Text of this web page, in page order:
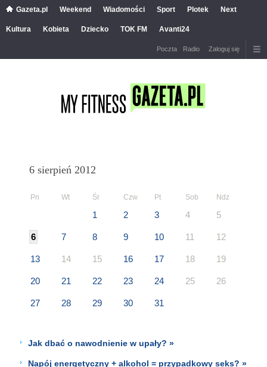
Gazeta.pl Weekend Wiadomości Sport Plotek Next
Kultura Kobieta Dziecko TOK FM Avanti24
Poczta Radio Zaloguj się
6 sierpień 2012
Pn Wt Śr Czw Pt Sob Ndz
1 2 3 4 5
6 7 8 9 10 11 12
13 14 15 16 17 18 19
20 21 22 23 24 25 26
27 28 29 30 31
Jak dbać o nawodnienie w upały? »
Napój energetyczny + alkohol = przypadkowy seks? »